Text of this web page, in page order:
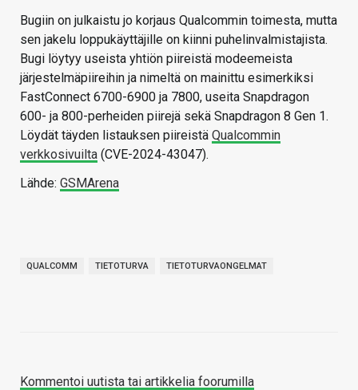
Bugiin on julkaistu jo korjaus Qualcommin toimesta, mutta
sen jakelu loppukäyttäjille on kiinni puhelinvalmistajista.
Bugi löytyy useista yhtiön piireistä modeemeista
järjestelmäpiireihin ja nimeltä on mainittu esimerkiksi
FastConnect 6700-6900 ja 7800, useita Snapdragon
600- ja 800-perheiden piirejä sekä Snapdragon 8 Gen 1.
Löydät täyden listauksen piireistä Qualcommin
verkkosivuilta (CVE-2024-43047).
Lähde: GSMArena
QUALCOMM TIETOTURVA TIETOTURVAONGELMAT
Kommentoi uutista tai artikkelia foorumilla